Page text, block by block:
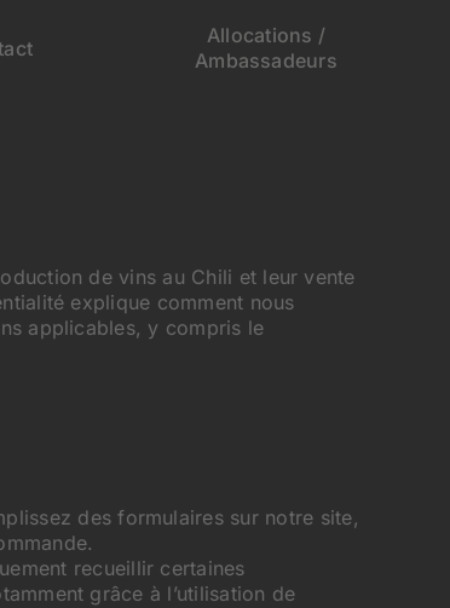
Allocations /
Ambassadeurs
de vins au Chili et leur vente
explique comment nous
applicables, y compris le
des formulaires sur notre site,
recueillir certaines
grâce à l’utilisation de